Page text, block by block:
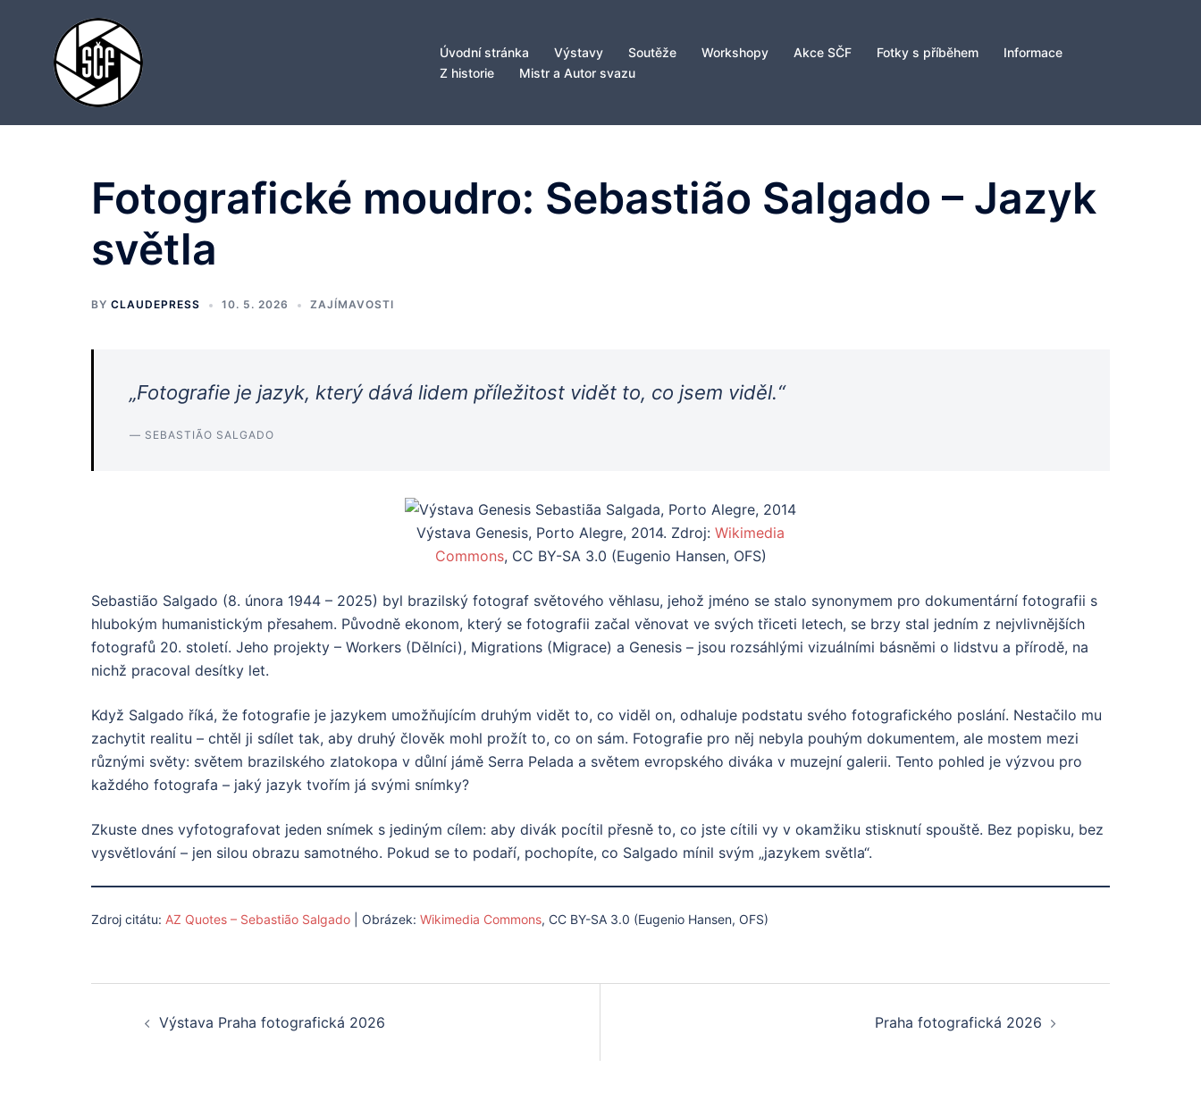
Úvodní stránka Výstavy Soutěže Workshopy Akce SČF Fotky s příběhem
Informace
Z historie
Mistr a Autor svazu
Fotografické moudro: Sebastião Salgado – Jazyk
světla
BY CLAUDEPRESS 10. 5. 2026 ZAJÍMAVOSTI
„Fotografie je jazyk, který dává lidem příležitost vidět to, co jsem viděl.“
— SEBASTIÃO SALGADO
Výstava Genesis, Porto Alegre, 2014. Zdroj: Wikimedia
Commons, CC BY-SA 3.0 (Eugenio Hansen, OFS)
Sebastião Salgado (8. února 1944 – 2025) byl brazilský fotograf světového věhlasu, jehož jméno se stalo synonymem pro dokumentární fotografii s
hlubokým humanistickým přesahem. Původně ekonom, který se fotografii začal věnovat ve svých třiceti letech, se brzy stal jedním z nejvlivnějších
fotografů 20. století. Jeho projekty – Workers (Dělníci), Migrations (Migrace) a Genesis – jsou rozsáhlými vizuálními básněmi o lidstvu a přírodě, na
nichž pracoval desítky let.
Když Salgado říká, že fotografie je jazykem umožňujícím druhým vidět to, co viděl on, odhaluje podstatu svého fotografického poslání. Nestačilo mu
zachytit realitu – chtěl ji sdílet tak, aby druhý člověk mohl prožít to, co on sám. Fotografie pro něj nebyla pouhým dokumentem, ale mostem mezi
různými světy: světem brazilského zlatokopa v důlní jámě Serra Pelada a světem evropského diváka v muzejní galerii. Tento pohled je výzvou pro
každého fotografa – jaký jazyk tvořím já svými snímky?
Zkuste dnes vyfotografovat jeden snímek s jediným cílem: aby divák pocítil přesně to, co jste cítili vy v okamžiku stisknutí spouště. Bez popisku, bez
vysvětlování – jen silou obrazu samotného. Pokud se to podaří, pochopíte, co Salgado mínil svým „jazykem světla“.
Zdroj citátu: AZ Quotes – Sebastião Salgado | Obrázek: Wikimedia Commons, CC BY-SA 3.0 (Eugenio Hansen, OFS)
Výstava Praha fotografická 2026 Praha fotografická 2026